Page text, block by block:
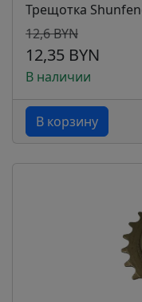
Трещотка
12,6 BYN
12,35 BYN
В наличии
В корзину